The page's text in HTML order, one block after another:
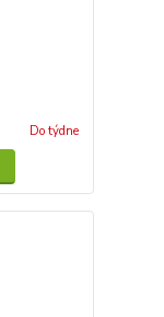
Do týdne